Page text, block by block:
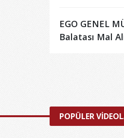
EGO GENEL
Balatası Mal
POPÜLER